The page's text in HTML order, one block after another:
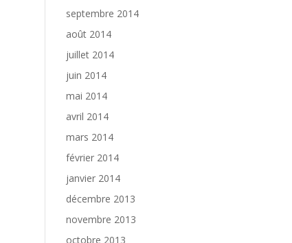
septembre 2014
août 2014
juillet 2014
juin 2014
mai 2014
avril 2014
mars 2014
février 2014
janvier 2014
décembre 2013
novembre 2013
octobre 2013